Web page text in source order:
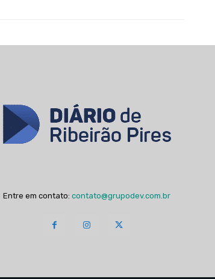
Entre em contato: contato@grupodev.com.br